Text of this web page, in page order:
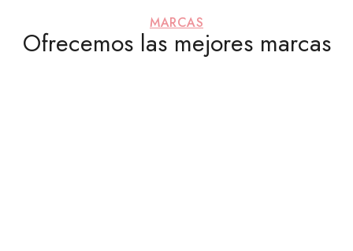
MARCAS
Ofrecemos las mejores marcas